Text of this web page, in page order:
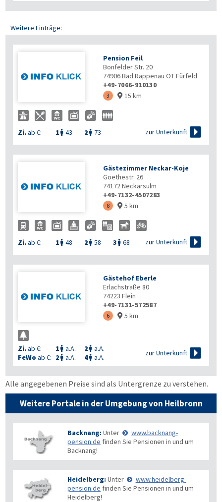
Weitere Einträge:
Pension Feil
Bonfelder Str. 20
74906Bad Rappenau OT Fürfeld
+49-7066-910130
3  15 km
Zi.ab €: 1  43 2  73 zur Unterkunft 
Gästezimmer Neckar-Koje
Goethestr. 26
74172Neckarsulm
+49-7132-4507283
8  5 km
Zi.ab €: 1  48 2  58 3  68 zur Unterkunft 
Gästehof Eberle
Erlachstraße 80
74223 Flein
+49-7131-572587
6  5 km
Zi.ab €: 1  a.A. 2  a.A.
FeWo ab €: 2  a.A. 4 a.A.
zur Unterkunft 
Alle angegebenen Preise sind als Untergrenze zu verstehen.
Weitere Portale in der Umgebung von Heilbronn
Backnang: Unter
www.backnang-
pension.de finden Sie Pensionen in und um
Backnang!
Heidelberg: Unter
www.heidelberg-
pension.de finden Sie Pensionen in und um
Heidelberg!